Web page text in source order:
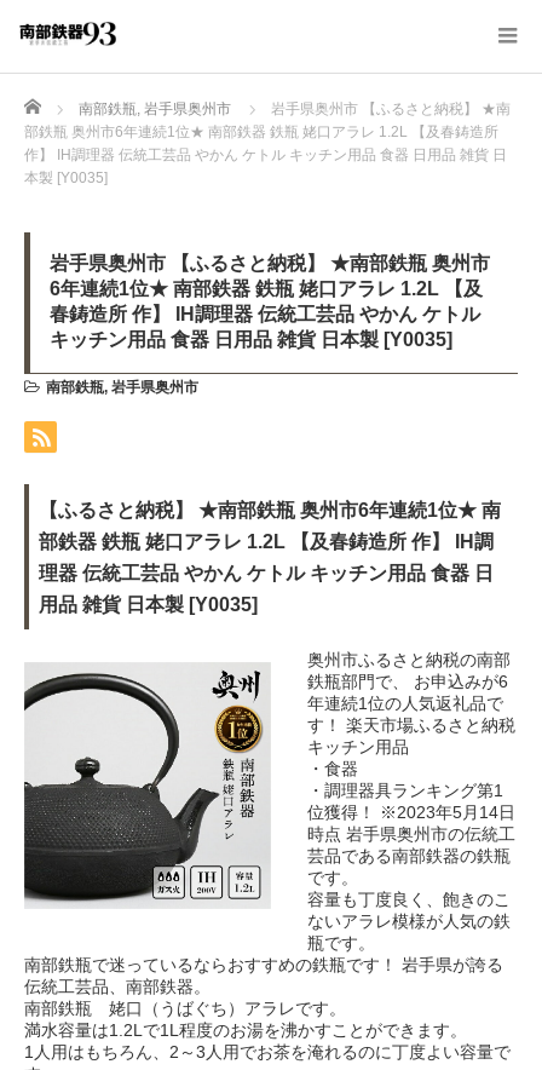
Home 南部鉄瓶, 岩手県奥州市
岩手県奥州市 【ふるさと納税】 ★南
部鉄瓶 奥州市6年連続1位★ 南部鉄器 鉄瓶 姥口アラレ 1.2L 【及春鋳造所
作】 IH調理器 伝統工芸品 やかん ケトル キッチン用品 食器 日用品 雑貨 日
本製 [Y0035]
岩手県奥州市 【ふるさと納税】 ★南部鉄瓶 奥州市
6年連続1位★ 南部鉄器 鉄瓶 姥口アラレ 1.2L 【及
春鋳造所 作】 IH調理器 伝統工芸品 やかん ケトル
キッチン用品 食器 日用品 雑貨 日本製 [Y0035]
南部鉄瓶, 岩手県奥州市
【ふるさと納税】 ★南部鉄瓶 奥州市6年連続1位★ 南
部鉄器 鉄瓶 姥口アラレ 1.2L 【及春鋳造所 作】 IH調
理器 伝統工芸品 やかん ケトル キッチン用品 食器 日
用品 雑貨 日本製 [Y0035]
奥州市ふるさと納税の南部
鉄瓶部門で、 お申込みが6
年連続1位の人気返礼品で
す！ 楽天市場ふるさと納税
キッチン用品
・食器
・調理器具ランキング第1
位獲得！ ※2023年5月14日
時点 岩手県奥州市の伝統工
芸品である南部鉄器の鉄瓶
です。
容量も丁度良く、飽きのこ
ないアラレ模様が人気の鉄
瓶です。
南部鉄瓶で迷っているならおすすめの鉄瓶です！ 岩手県が誇る
伝統工芸品、南部鉄器。
南部鉄瓶 姥口（うばぐち）アラレです。
満水容量は1.2Lで1L程度のお湯を沸かすことができます。
1人用はもちろん、2～3人用でお茶を淹れるのに丁度よい容量で